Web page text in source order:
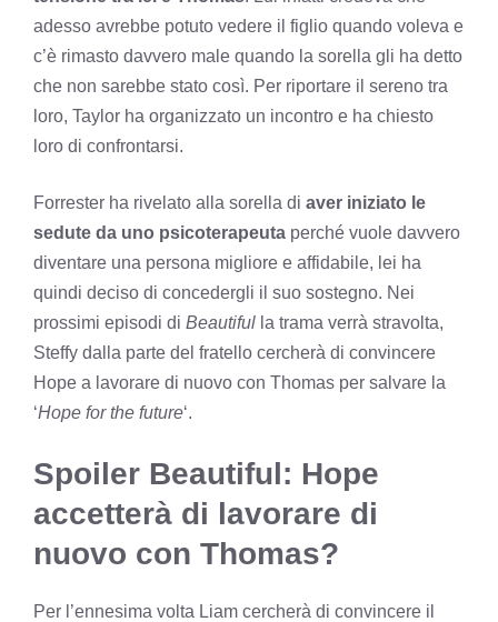
adesso avrebbe potuto vedere il figlio quando voleva e
c’è rimasto davvero male quando la sorella gli ha detto
che non sarebbe stato così. Per riportare il sereno tra
loro, Taylor ha organizzato un incontro e ha chiesto
loro di confrontarsi.
Forrester ha rivelato alla sorella di aver iniziato le
sedute da uno psicoterapeuta perché vuole davvero
diventare una persona migliore e affidabile, lei ha
quindi deciso di concedergli il suo sostegno. Nei
prossimi episodi di Beautiful la trama verrà stravolta,
Steffy dalla parte del fratello cercherà di convincere
Hope a lavorare di nuovo con Thomas per salvare la
‘Hope for the future‘.
Spoiler Beautiful: Hope
accetterà di lavorare di
nuovo con Thomas?
Per l’ennesima volta Liam cercherà di convincere il